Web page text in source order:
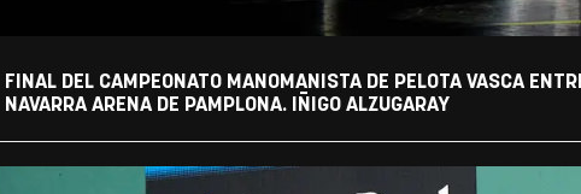
FINAL DEL CAMPEONATO MANOMANISTA DE PELOTA VASCA
NAVARRA ARENA DE PAMPLONA. IÑIGO ALZUGARAY